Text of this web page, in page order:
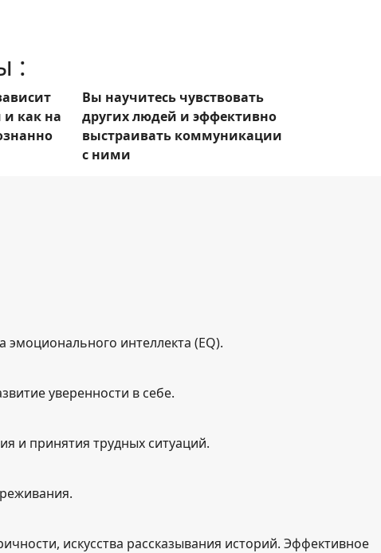
:
как на
Вы научитесь чувствовать
других людей и эффективно
выстраивать коммуникации
с ними
эмоционального интеллекта (EQ).
уверенности в себе.
и принятия трудных ситуаций.
искусства рассказывания историй. Эффективное